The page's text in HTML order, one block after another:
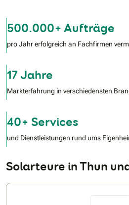
500.000+ Aufträge
pro Jahr erfolgreich an Fachfirmen
17 Jahre
Markterfahrung in verschiedensten
40+ Services
und Dienstleistungen rund ums
Solarteure in Thun